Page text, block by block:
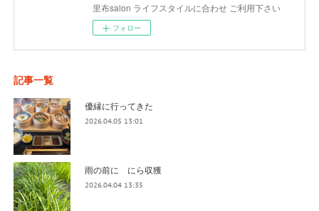
里布salon ライフスタイルに合わせ ご利用下さい
フォロー
記事一覧
優縁に行ってきた
2026.04.05 13:01
雨の前に にら収獲
2026.04.04 13:35